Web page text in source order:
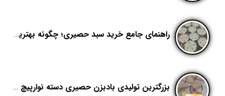
راهنمای جامع خرید سبد حصیری؛ چگونه بهترین کیفیت را در «هدیکا» تشخیص دهیم؟
بزرگترین تولیدی بادبزن حصیری دسته نوارپیچ در ایران با اسم برند هدیکا